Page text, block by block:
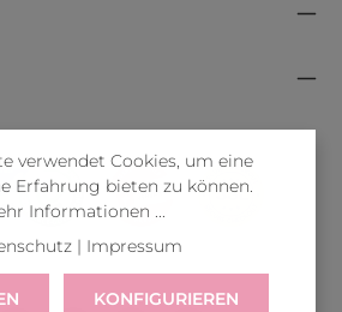
verwendet Cookies, um eine
Erfahrung bieten zu können.
Informationen ...
| Impressum
KONFIGURIEREN